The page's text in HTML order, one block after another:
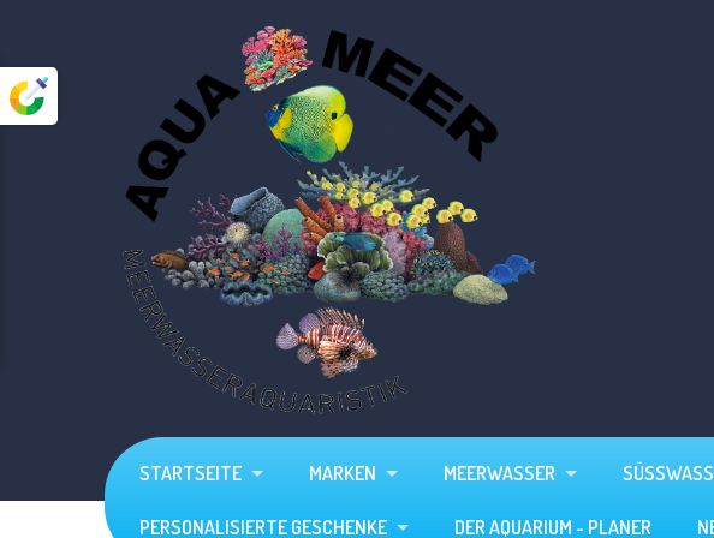
STARTSEITE MARKEN MEERWASSER
PERSONALISIERTE GESCHENKE DER AQUARIUM - PLANER
Marken
Meerwasser
Süßwasser
Aquarien
Personalisierte Geschenke
Der Aquarium - Planer